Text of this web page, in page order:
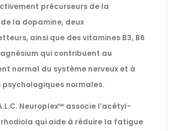
précurseurs de la
la dopamine, deux
ainsi que des vitamines B3, B6
qui contribuent au
normal du système nerveux et à
normales.
Neuroplex™ associe l’acétyl-
rhodiola qui aide à réduire la fatigue